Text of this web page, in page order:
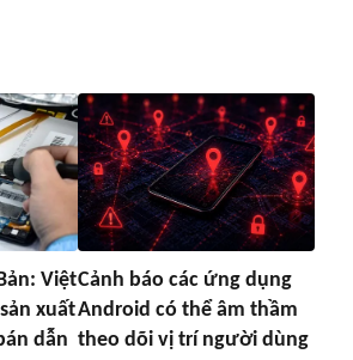
Việt
xuất
dẫn
Cảnh báo các ứng dụng
Android có thể âm thầm
theo dõi vị trí người dùng